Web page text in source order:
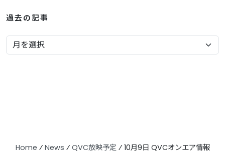
過去の記事
Home ⁄ News ⁄ QVC放映予定⁄ 10月9日 QVCオンエア情報